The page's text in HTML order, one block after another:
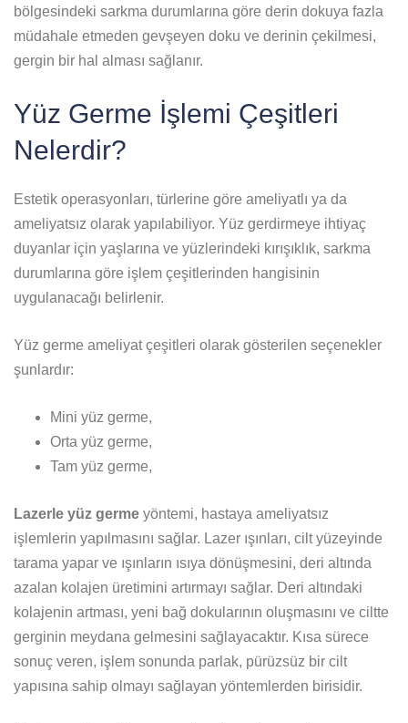
bölgesindeki sarkma durumlarına göre derin dokuya fazla
müdahale etmeden gevşeyen doku ve derinin çekilmesi,
gergin bir hal alması sağlanır.
Yüz Germe İşlemi Çeşitleri
Nelerdir?
Estetik operasyonları, türlerine göre ameliyatlı ya da
ameliyatsız olarak yapılabiliyor. Yüz gerdirmeye ihtiyaç
duyanlar için yaşlarına ve yüzlerindeki kırışıklık, sarkma
durumlarına göre işlem çeşitlerinden hangisinin
uygulanacağı belirlenir.
Yüz germe ameliyat çeşitleri olarak gösterilen seçenekler
şunlardır:
Mini yüz germe,
Orta yüz germe,
Tam yüz germe,
Lazerle yüz germe yöntemi, hastaya ameliyatsız
işlemlerin yapılmasını sağlar. Lazer ışınları, cilt yüzeyinde
tarama yapar ve ışınların ısıya dönüşmesini, deri altında
azalan kolajen üretimini artırmayı sağlar. Deri altındaki
kolajenin artması, yeni bağ dokularının oluşmasını ve ciltte
gerginin meydana gelmesini sağlayacaktır. Kısa sürece
sonuç veren, işlem sonunda parlak, pürüzsüz bir cilt
yapısına sahip olmayı sağlayan yöntemlerden birisidir.